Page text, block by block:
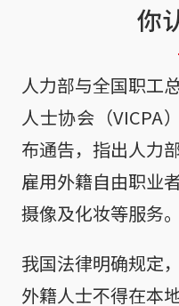
你
人力部与全国职工
人士协会（VICPA
布通告，指出人力
雇用外籍自由职业
摄像及化妆等服务。
我国法律明确规定
外籍人士不得在本